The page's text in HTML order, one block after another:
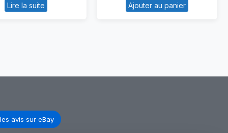
90W
Lire la suite
|
90W
Ajouter au panier
avis sur eBay